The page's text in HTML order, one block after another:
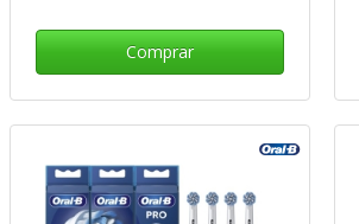
Comprar